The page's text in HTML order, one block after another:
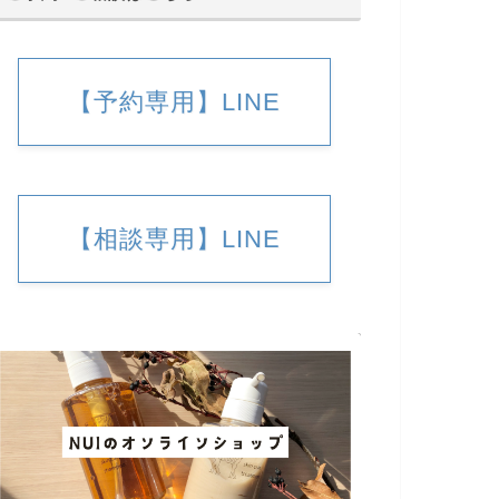
【予約専用】LINE
【相談専用】LINE